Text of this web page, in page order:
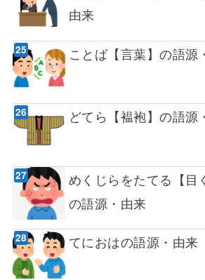
由来
ことば【言葉】の語源
どてら【褞袍】の語源
めくじらをたてる【目
の語源・由来
てにおはの語源・由来